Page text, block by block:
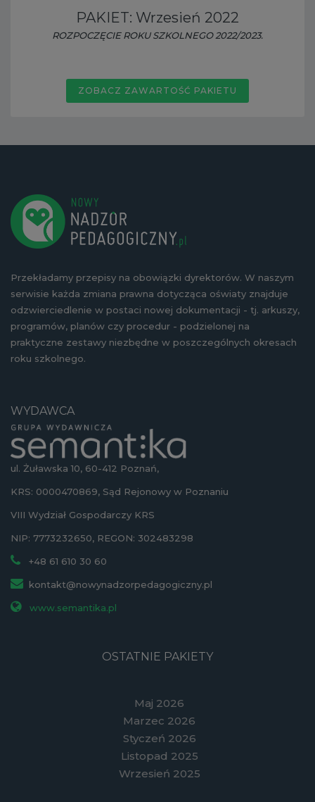
PAKIET: Wrzesień 2022
ROZPOCZĘCIE ROKU SZKOLNEGO 2022/2023.
ZOBACZ ZAWARTOŚĆ PAKIETU
Przekładamy przepisy na obowiązki dyrektorów. W naszym
serwisie każda zmiana prawna dotycząca oświaty znajduje
odzwierciedlenie w postaci nowej dokumentacji - tj. arkuszy,
programów, planów czy procedur - podzielonej na
praktyczne zestawy niezbędne w poszczególnych okresach
roku szkolnego.
WYDAWCA
ul. Żuławska 10, 60-412 Poznań,
KRS: 0000470869, Sąd Rejonowy w Poznaniu
VIII Wydział Gospodarczy KRS
NIP: 7773232650, REGON: 302483298
+48 61 610 30 60
kontakt@nowynadzorpedagogiczny.pl
www.semantika.pl
OSTATNIE PAKIETY
Maj 2026
Marzec 2026
Styczeń 2026
Listopad 2025
Wrzesień 2025